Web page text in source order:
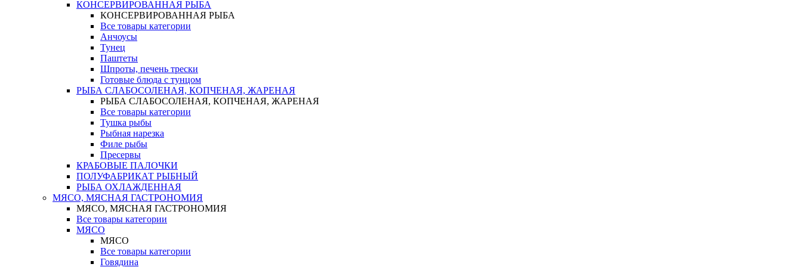
КОНСЕРВИРОВАННАЯ РЫБА
КОНСЕРВИРОВАННАЯ РЫБА
Все товары категории
Анчоусы
Тунец
Паштеты
Шпроты, печень трески
Готовые блюда с тунцом
РЫБА СЛАБОСОЛЕНАЯ, КОПЧЕНАЯ, ЖАРЕНАЯ
РЫБА СЛАБОСОЛЕНАЯ, КОПЧЕНАЯ, ЖАРЕНАЯ
Все товары категории
Тушка рыбы
Рыбная нарезка
Филе рыбы
Пресервы
КРАБОВЫЕ ПАЛОЧКИ
ПОЛУФАБРИКАТ РЫБНЫЙ
РЫБА ОХЛАЖДЕННАЯ
МЯСО, МЯСНАЯ ГАСТРОНОМИЯ
МЯСО, МЯСНАЯ ГАСТРОНОМИЯ
Все товары категории
МЯСО
МЯСО
Все товары категории
Говядина